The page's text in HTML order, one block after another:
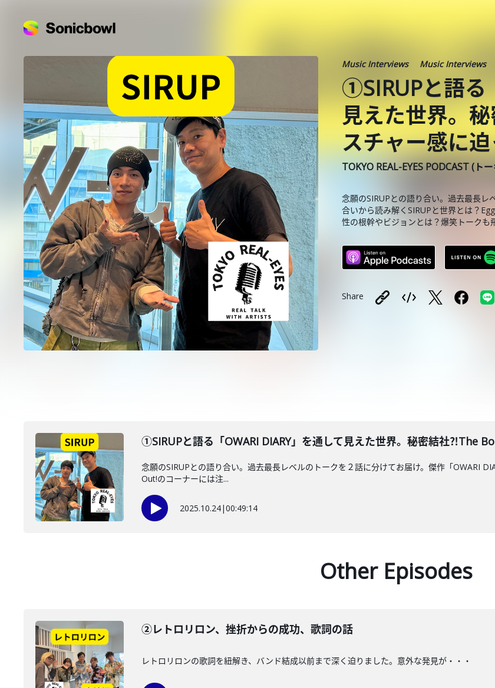
Music Interviews Music Interviews
①SIRUPと語る
見えた世界。
スチャー感に
TOKYO REAL-EYES PODCAST (ト
念願のSIRUPとの語り合い。過去最長レ
合いから読み解くSIRUPと世界とは？
性の根幹やビジョンとは？爆笑トークも
Share
①SIRUPと語る「OWARI DIARY」を通して見えた世界。秘密結社⁈The
念願のSIRUPとの語り合い。過去最長レベルのトークを２話に分けてお届け。傑作「OWARI
Out!のコーナーには注...
2025.10.24|00:49:14
Other Episodes
②レトロリロン、挫折からの成功、歌詞の話
レトロリロンの歌詞を紐解き、バンド結成以前まで深く迫りました。意外な発見が・・・